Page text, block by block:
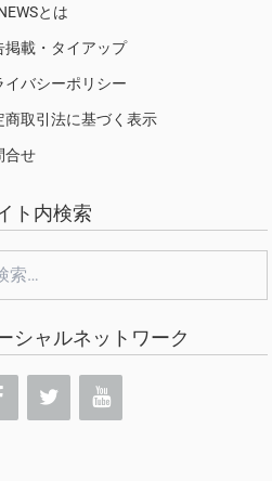
とは
掲載・タイアップ
イバシーポリシー
商取引法に基づく表示
合せ
ト内検索
シャルネットワーク